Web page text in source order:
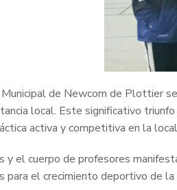
de Newcom de Plottier
local. Este significativo
activa y competitiva en la
y el cuerpo de profesores
para el crecimiento deportivo de la